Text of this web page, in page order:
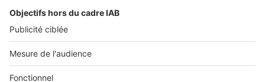
Annuaire des professionnels
Tout l'immobilier
Toutes les villes
Tous les départements
Toutes les régions